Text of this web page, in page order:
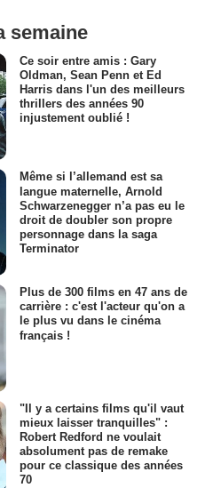
semaine
Ce soir entre amis : Gary
Oldman, Sean Penn et Ed
Harris dans l'un des meilleurs
thrillers des années 90
injustement oublié !
Même si l’allemand est sa
langue maternelle, Arnold
Schwarzenegger n’a pas eu le
droit de doubler son propre
personnage dans la saga
Terminator
Plus de 300 films en 47 ans de
carrière : c'est l'acteur qu'on a
le plus vu dans le cinéma
français !
"Il y a certains films qu'il vaut
mieux laisser tranquilles" :
Robert Redford ne voulait
absolument pas de remake
pour ce classique des années
70